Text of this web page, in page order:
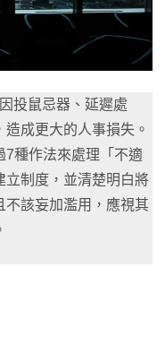
投鼠忌器、延遲處
成更大的人事損失。
7種作法來處理「不適
立制度，並清楚明白將
該妄加濫用，應視其